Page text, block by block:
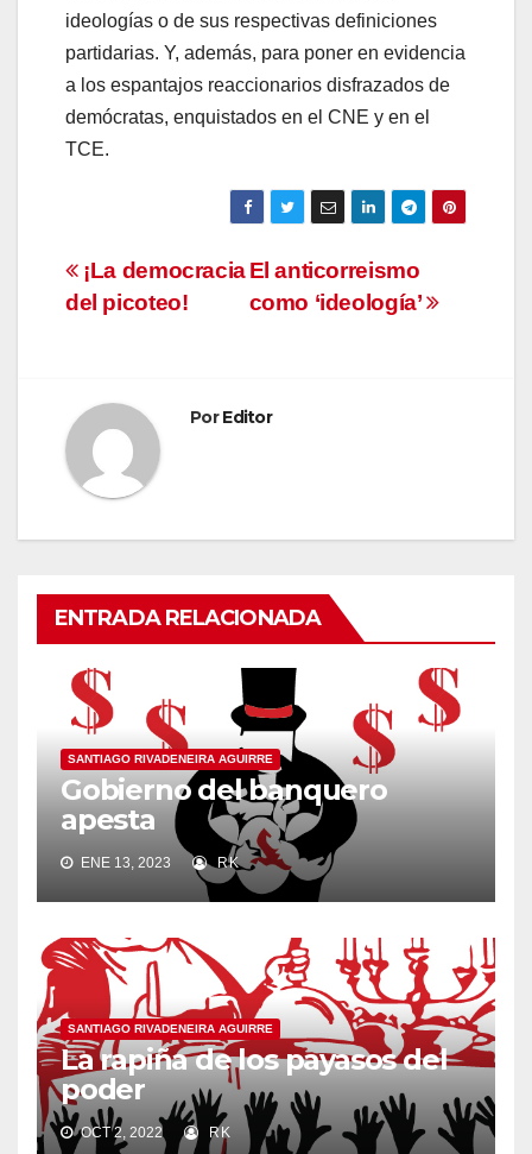
ideologías o de sus respectivas definiciones
partidarias. Y, además, para poner en evidencia
a los espantajos reaccionarios disfrazados de
demócratas, enquistados en el CNE y en el
TCE.
Navegación
de
El anticorreismo
como ‘ideología’
¡La democracia
del picoteo!
PorEditor
ENTRADA RELACIONADA
SANTIAGO RIVADENEIRA AGUIRRE
Gobierno del banquero
apesta
ENE 13, 2023 RK
SANTIAGO RIVADENEIRA AGUIRRE
La rapiña de los payasos del
poder
OCT 2, 2022 RK